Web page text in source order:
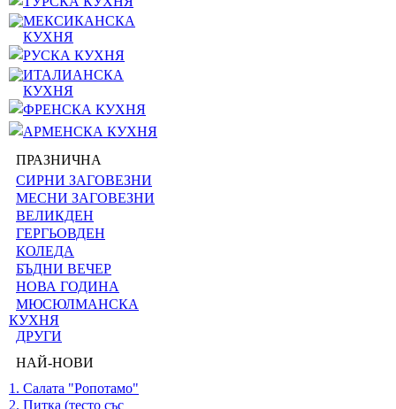
МЕКСИКАНСКА
КУХНЯ
РУСКА КУХНЯ
ИТАЛИАНСКА
КУХНЯ
ФРЕНСКА КУХНЯ
АРМЕНСКА КУХНЯ
ПРАЗНИЧНА
СИРНИ ЗАГОВЕЗНИ
МЕСНИ ЗАГОВЕЗНИ
ВЕЛИКДЕН
ГЕРГЬОВДЕН
КОЛЕДА
БЪДНИ ВЕЧЕР
НОВА ГОДИНА
МЮСЮЛМАНСКА
КУХНЯ
ДРУГИ
НАЙ-НОВИ
1. Салата "Ропотамо"
2. Питка (тесто със